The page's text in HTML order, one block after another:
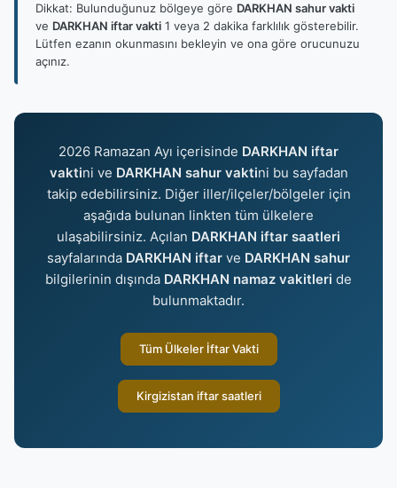
Dikkat: Bulunduğunuz bölgeye göre DARKHAN sahur vakti
ve DARKHAN iftar vakti 1 veya 2 dakika farklılık gösterebilir.
Lütfen ezanın okunmasını bekleyin ve ona göre orucunuzu
açınız.
2026 Ramazan Ayı içerisinde DARKHAN iftar
vaktini ve DARKHAN sahur vaktini bu sayfadan
takip edebilirsiniz. Diğer iller/ilçeler/bölgeler için
aşağıda bulunan linkten tüm ülkelere
ulaşabilirsiniz. Açılan DARKHAN iftar saatleri
sayfalarında DARKHAN iftar ve DARKHAN sahur
bilgilerinin dışında DARKHAN namaz vakitleri de
bulunmaktadır.
Tüm Ülkeler İftar Vakti
Kirgizistan iftar saatleri